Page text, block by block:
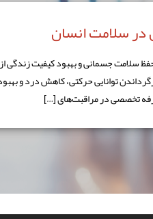
در سلامت انسان
سلامت جسمانی و بهبود کیفیت زندگی از
توانایی حرکتی، کاهش درد و